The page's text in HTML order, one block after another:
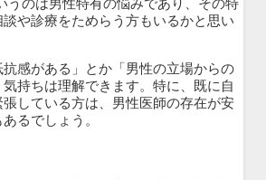
うのは男性特有の悩みであり、その特
や診療をためらう方もいるかと思い
抗感がある」とか「男性の立場からの
持ちは理解できます。特に、既に自
している方は、男性医師の存在が安
るでしょう。